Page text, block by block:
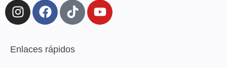
Enlaces rápidos